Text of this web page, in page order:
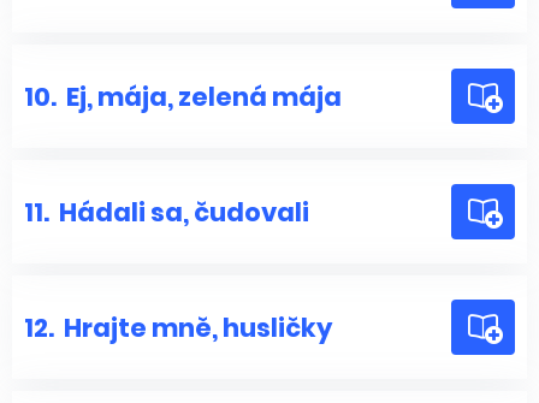
10. Ej, mája, zelená mája
11. Hádali sa, čudovali
12. Hrajte mně, husličky